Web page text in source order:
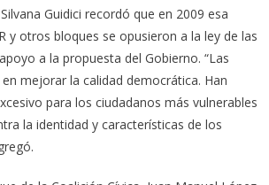
Guidici recordó que en 2009 esa
y otros bloques se opusieron a la ley de las
a la propuesta del Gobierno. “Las
mejorar la calidad democrática. Han
para los ciudadanos más vulnerables
la identidad y características de los